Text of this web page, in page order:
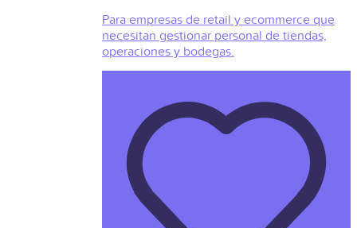
Para empresas de retail y ecommerce que
necesitan gestionar personal de tiendas,
operaciones y bodegas.